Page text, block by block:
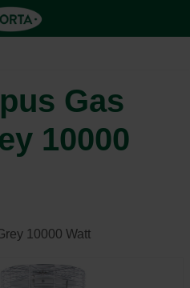
Gas
10000
10000 Watt